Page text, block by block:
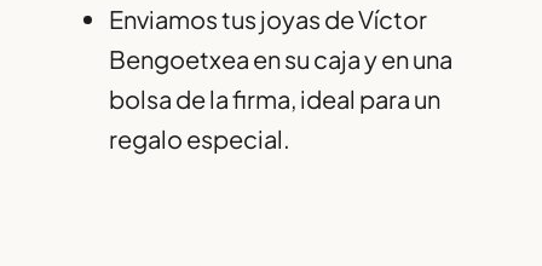
Enviamos tus joyas de Víctor
Bengoetxea en su caja y en una
bolsa de la firma, ideal para un
regalo especial.